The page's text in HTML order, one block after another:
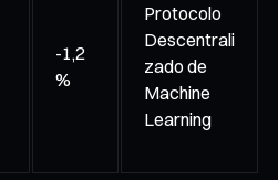
-1,2
%
Protocolo
Descentrali
zado de
Machine
Learning